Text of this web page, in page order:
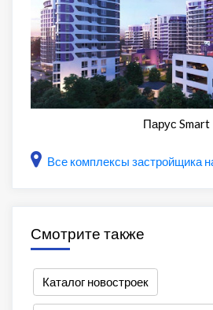
Парус Smart
Все комплексы застройщика
Смотрите также
Каталог новостроек